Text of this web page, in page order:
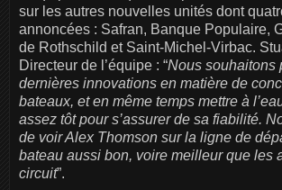
sur les autres nouvelles unités dont
annoncées : Safran, Banque Populaire,
de Rothschild et Saint-Michel-Virbac.
Directeur de l’équipe : “Nous souhaitons
dernières innovations en matière de
bateaux, et en même temps mettre à
assez tôt pour s’assurer de sa fiabilité.
de voir Alex Thomson sur la ligne de
bateau aussi bon, voire meilleur que les
circuit”.